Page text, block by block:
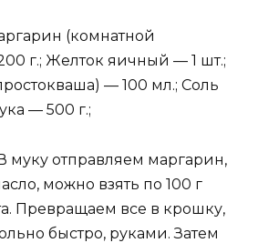
(комнатной
г.; Желток яичный — 1 шт.;
— 100 мл.; Соль
— 500 г.;
муку отправляем маргарин,
можно взять по 100 г
Превращаем все в крошку,
быстро, руками. Затем